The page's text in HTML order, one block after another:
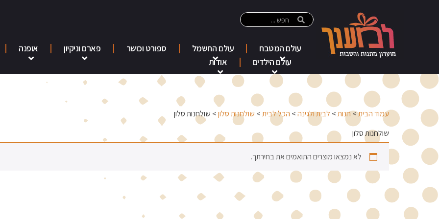
עולם המטבח עולם החשמל ספורט וכושר פארם וניקיון אופנה
עולם הילדים
אודות
עמוד הבית>חנות> לבית ולגינה> הכל לבית> שולחנות סלון> שולחנות סלון
שולחנות סלון
לא נמצאו מוצרים התואמים את בחירתך.